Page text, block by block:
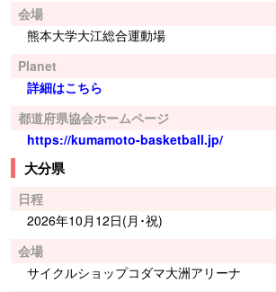
会場
熊本大学大江総合運動場
Planet
詳細はこちら
都道府県協会ホームページ
https://kumamoto-basketball.jp/
大分県
日程
2026年10月12日(月･祝)
会場
サイクルショップコダマ大洲アリーナ